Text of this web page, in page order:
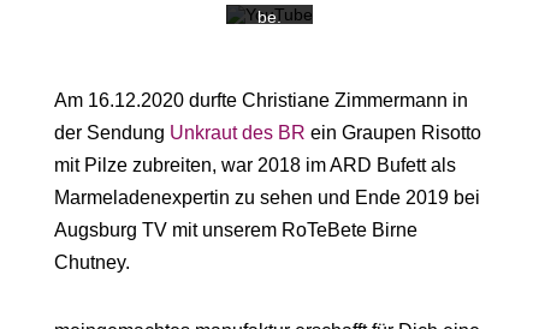
be.
laden
YouTub
e immer
Am 16.12.2020 durfte Christiane Zimmermann in
der Sendung Unkraut des BR ein Graupen Risotto
mit Pilze zubreiten, war 2018 im ARD Bufett als
Marmeladenexpertin zu sehen und Ende 2019 bei
Augsburg TV mit unserem RoTeBete Birne
Chutney.